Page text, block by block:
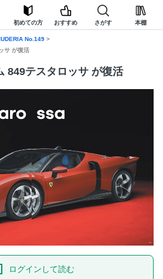
初めての方 おすすめ さがす 本棚
No.149
サ が復活
849テスタロッサ が復活
ログインして読む